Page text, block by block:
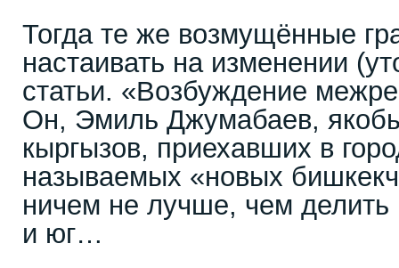
Тогда те же возмущённые
настаивать на изменении
статьи. «Возбуждение
Он, Эмиль Джумабаев,
кыргызов, приехавших в
называемых «новых
ничем не лучше, чем делить
и юг…